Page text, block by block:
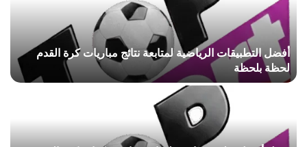
أفضل التطبيقات الرياضية لمتابعة نتائج مباريات كرة القدم
لحظة بلحظة